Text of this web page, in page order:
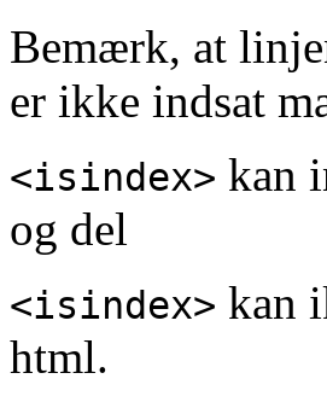
Bemærk, at
er ikke indsat
<isindex> kan
og del
<isindex> kan
html.